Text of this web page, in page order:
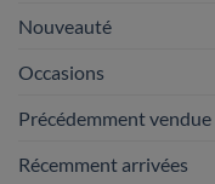
Nouveauté
Occasions
Précédemment vendue
Récemment arrivées